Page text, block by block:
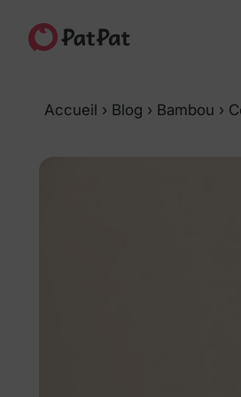
Accueil › Blog › Bambou ›